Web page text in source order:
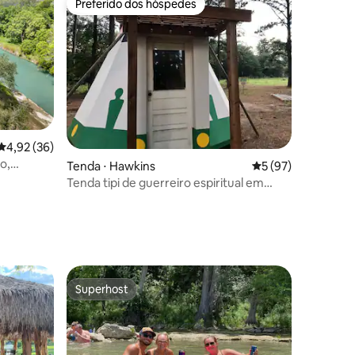
de uma avaliação média de 5, 36 avaliações
4,92 (36)
Preferido dos hóspedes
Preferido dos hóspedes
Tenda ⋅ Hawkins 5 de uma
5 (97)
Tenda tipi de guerreiro espiritual em
Superhost
Superhost